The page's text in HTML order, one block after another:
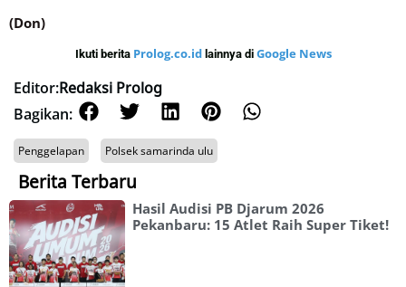
(Don)
Ikuti berita Prolog.co.id lainnya di Google News
Editor:Redaksi Prolog
Bagikan:
Penggelapan Polsek samarinda ulu
Berita Terbaru
Hasil Audisi PB Djarum 2026
Pekanbaru: 15 Atlet Raih Super Tiket!